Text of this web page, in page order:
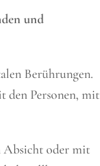
und
Berührungen.
den Personen, mit
Absicht oder mit